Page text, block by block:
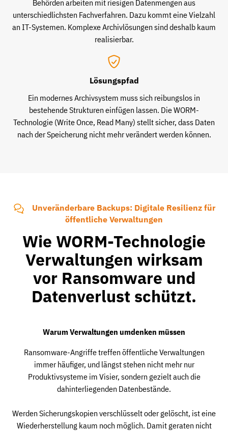
Behörden arbeiten mit riesigen Datenmengen aus
unterschiedlichsten Fachverfahren. Dazu kommt eine Vielzahl
an IT-Systemen. Komplexe Archivlösungen sind deshalb kaum
realisierbar.
Lösungspfad
Ein modernes Archivsystem muss sich reibungslos in
bestehende Strukturen einfügen lassen. Die WORM-
Technologie (Write Once, Read Many) stellt sicher, dass Daten
nach der Speicherung nicht mehr verändert werden können.
Unveränderbare Backups: Digitale Resilienz für
öffentliche Verwaltungen
Wie WORM-Technologie
Verwaltungen wirksam
vor Ransomware und
Datenverlust schützt.
Warum Verwaltungen umdenken müssen
Ransomware-Angriffe treffen öffentliche Verwaltungen
immer häufiger, und längst stehen nicht mehr nur
Produktivsysteme im Visier, sondern gezielt auch die
dahinterliegenden Datenbestände.
Werden Sicherungskopien verschlüsselt oder gelöscht, ist eine
Wiederherstellung kaum noch möglich. Damit geraten nicht